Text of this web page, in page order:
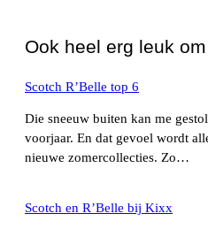
Ook heel erg leuk
Scotch R’Belle top 6
Die sneeuw buiten kan me
voorjaar. En dat gevoel wordt
nieuwe zomercollecties. Zo…
Scotch en R’Belle bij Kixx